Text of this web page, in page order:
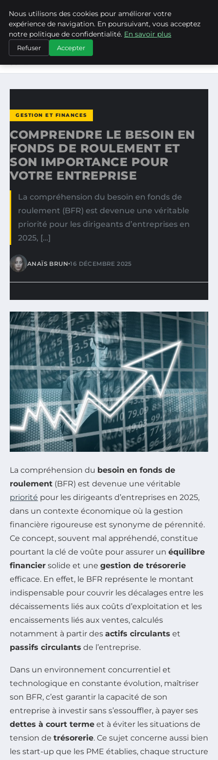
ASVPP
ACCUEIL
GESTION ET FINANCES
COMPRENDRE LE BESOIN EN FONDS DE ROULEMENT ET
GESTION ET FINANCES
COMPRENDRE LE BESOIN EN
FONDS DE ROULEMENT ET
SON IMPORTANCE POUR
VOTRE ENTREPRISE
La compréhension du besoin en fonds de
roulement (BFR) est devenue une véritable
priorité pour les dirigeants d’entreprises en
2025, […]
ANAÏS BRUN•16 DÉCEMBRE 2025
La compréhension du besoin en fonds de
roulement (BFR) est devenue une véritable
priorité pour les dirigeants d’entreprises en 2025,
dans un contexte économique où la gestion
financière rigoureuse est synonyme de pérennité.
Ce concept, souvent mal appréhendé, constitue
pourtant la clé de voûte pour assurer un équilibre
financier solide et une gestion de trésorerie
efficace. En effet, le BFR représente le montant
indispensable pour couvrir les décalages entre les
décaissements liés aux coûts d’exploitation et les
encaissements liés aux ventes, calculés
notamment à partir des actifs circulants et
passifs circulants de l’entreprise.
Dans un environnement concurrentiel et
technologique en constante évolution, maîtriser
son BFR, c’est garantir la capacité de son
entreprise à investir sans s’essouffler, à payer ses
dettes à court terme et à éviter les situations de
tension de trésorerie. Ce sujet concerne aussi bien
les start-up que les PME établies, chaque structure
Nous utilisons des cookies pour améliorer votre
expérience de navigation. En poursuivant, vous acceptez
notre politique de confidentialité. En savoir plus
Refuser Accepter